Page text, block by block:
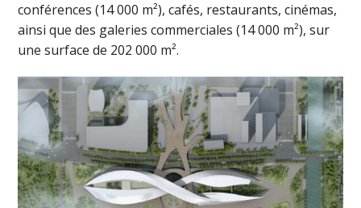
conférences (14 000 m²), cafés, restaurants, cinémas,
ainsi que des galeries commerciales (14 000 m²), sur
une surface de 202 000 m².